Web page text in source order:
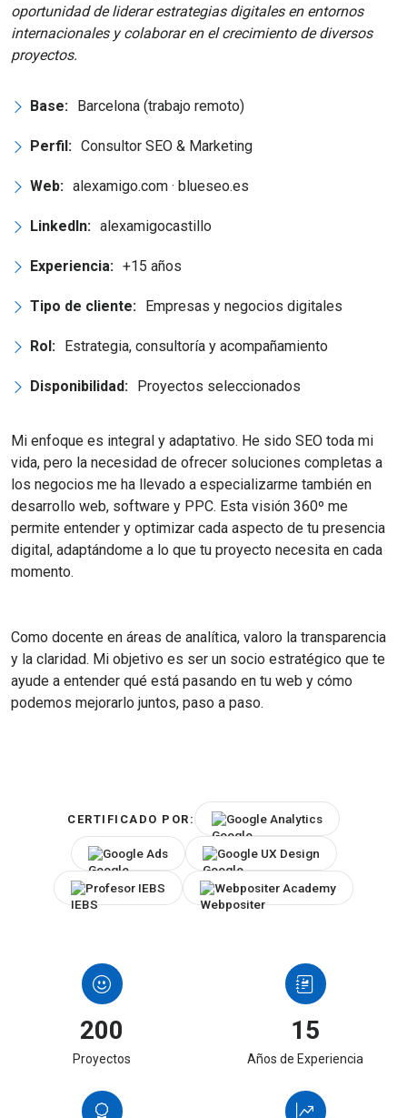
oportunidad de liderar estrategias digitales en entornos
internacionales y colaborar en el crecimiento de diversos
proyectos.
Base: Barcelona (trabajo remoto)
Perfil: Consultor SEO & Marketing
Web: alexamigo.com · blueseo.es
LinkedIn: alexamigocastillo
Experiencia: +15 años
Tipo de cliente: Empresas y negocios digitales
Rol: Estrategia, consultoría y acompañamiento
Disponibilidad: Proyectos seleccionados
Mi enfoque es integral y adaptativo. He sido SEO toda mi
vida, pero la necesidad de ofrecer soluciones completas a
los negocios me ha llevado a especializarme también en
desarrollo web, software y PPC. Esta visión 360º me
permite entender y optimizar cada aspecto de tu presencia
digital, adaptándome a lo que tu proyecto necesita en cada
momento.
Como docente en áreas de analítica, valoro la transparencia
y la claridad. Mi objetivo es ser un socio estratégico que te
ayude a entender qué está pasando en tu web y cómo
podemos mejorarlo juntos, paso a paso.
CERTIFICADO POR: Google Analytics
Google Ads Google UX Design
Profesor IEBS Webpositer Academy
200
Proyectos
15
Años de Experiencia